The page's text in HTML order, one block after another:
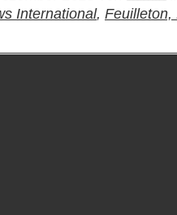
International, Feuilleton,